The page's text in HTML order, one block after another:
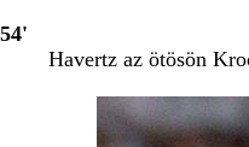
54'
Havertz az ötösön